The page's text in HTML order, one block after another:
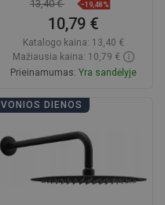
13,40 € −19,48%
10,79 €
Katalogo kaina: 13,40 €
Mažiausia kaina: 10,79 €
Prieinamumas: Yra sandėlyje
Į krepšelį
favorite_border
Palyginti
VONIOS DIENOS